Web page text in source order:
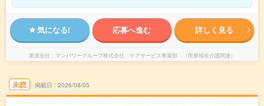
気になる! 応募へ進む 詳しく見る
派遣会社 マンパワーグループ株式会社 ケアサービス事業部 （医療福祉介護関連）
未読 掲載日 2026/08/05